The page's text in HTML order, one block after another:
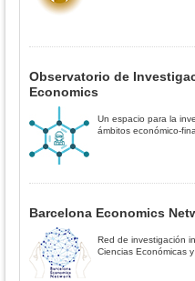
Observatorio de
Economics
Un espacio para la
ámbitos económico-
Barcelona Economics
Red de investigación
Ciencias Económicas